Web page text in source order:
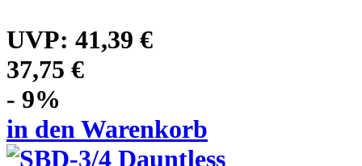
UVP: 41,39 €
37,75 €
- 9%
in den Warenkorb